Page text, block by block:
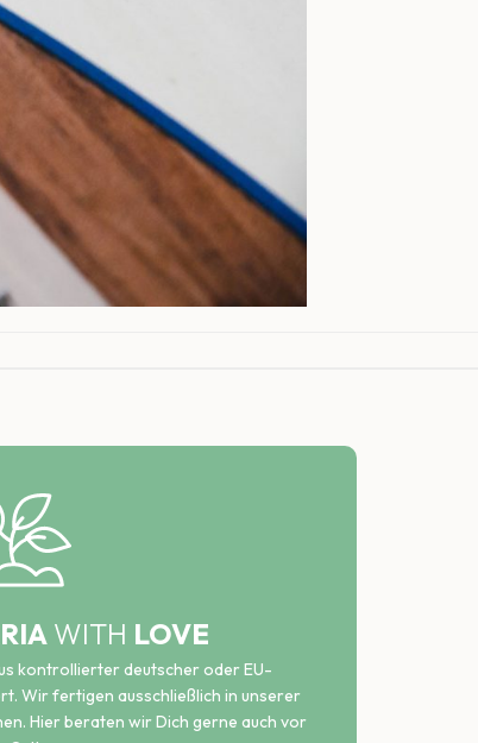
WITH LOVE
kontrollierter deutscher oder EU-
Wir fertigen ausschließlich in unserer
Hier beraten wir Dich gerne auch vor